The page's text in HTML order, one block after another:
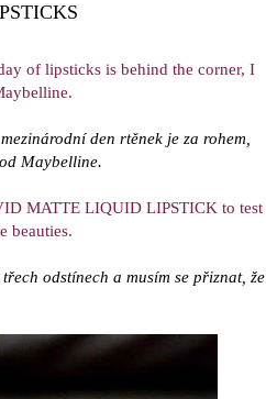
of lipsticks is behind the corner, I
den rtěnek je za rohem,
Maybelline.
MATTE LIQUID LIPSTICK to test
beauties.
odstínech a musím se přiznat, že